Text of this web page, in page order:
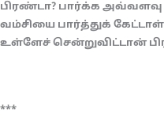
பிரண்டா? பார்க்க அவ்வளவு
வம்சியை பார்த்துக்
உள்ளேச் சென்றுவிட்டான்
***